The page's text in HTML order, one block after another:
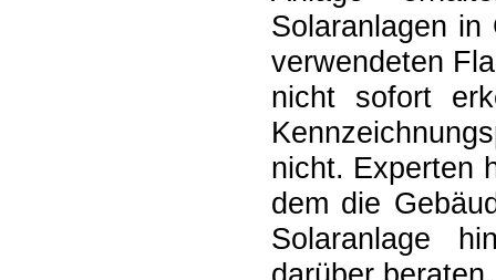
Solaranlagen
verwendeten
nicht sofort
nicht. Experten
dem die
Solaranlage